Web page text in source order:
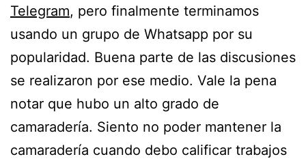
Telegram, pero finalmente terminamos
usando un grupo de Whatsapp por su
popularidad. Buena parte de las discusiones
se realizaron por ese medio. Vale la pena
notar que hubo un alto grado de
camaradería. Siento no poder mantener la
camaradería cuando debo calificar trabajos